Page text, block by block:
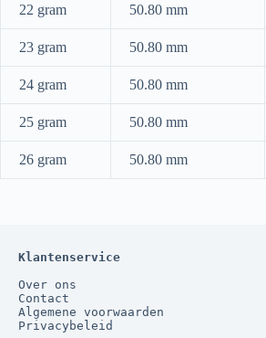
22 gram 50.80 mm
23 gram 50.80 mm
24 gram 50.80 mm
25 gram 50.80 mm
26 gram 50.80 mm
Klantenservice
Over ons
Contact
Algemene voorwaarden
Privacybeleid